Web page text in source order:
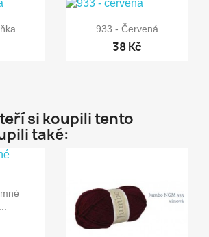
Rychlý náhled
933 - Červená
38 Kč
si koupili tento
také: